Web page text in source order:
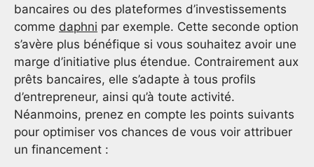
bancaires ou des plateformes d’investissements
comme daphni par exemple. Cette seconde option
s’avère plus bénéfique si vous souhaitez avoir une
marge d’initiative plus étendue. Contrairement aux
prêts bancaires, elle s’adapte à tous profils
d’entrepreneur, ainsi qu’à toute activité.
Néanmoins, prenez en compte les points suivants
pour optimiser vos chances de vous voir attribuer
un financement :